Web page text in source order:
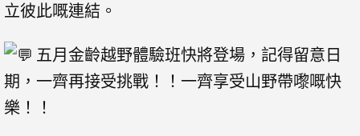
立彼此嘅連結。
五月金齡越野體驗班快將登場，記得留意日
期，一齊再接受挑戰！！一齊享受山野帶嚟嘅快
樂！！